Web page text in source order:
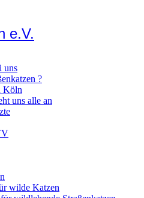
e.V.
uns
?
Köln
uns alle an
wilde Katzen